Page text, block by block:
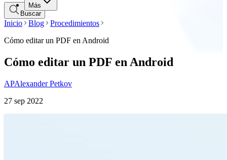
Más
Buscar
Inicio Blog
Procedimientos
Cómo editar un PDF en Android
Cómo editar un PDF en Android
APAlexander Petkov
27 sep 2022